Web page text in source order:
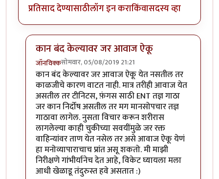
प्रतिसाद देण्यासाठीलॉग इन कराकिंवासदस्य व्हा
कान बंद केल्यावर जर आवाज ऐकू
जॉनविक्कसोमवार, 05/08/2019 21:21
In reply toसतत दिवसाही सुरू राहतो. पणbyतमराज
कान बंद केल्यावर जर आवाज ऐकू येत नसतील तर
काळजीचे कारण वाटत नाही. मात्र तरीही आवाज येत
असतील तर टीनिटस, फ़ंगस साठी ENT तज्ञ गाठा
जर कान निर्दोष असतील तर मग मानसोपचार तज्ञ
गाठावा लागेल. नुसता विचार करून शरीरास
लागलेल्या काही चुकीच्या सवयींमुळे जर रक्त
वाहिन्यांवर ताण येत नसेल तर असे आवाज ऐकू येणं
हा मनोव्यापाराचाच प्रांत असू शकतो. मी माझी
निरीक्षणे गांभीर्यानेच देत आहे, विकेट घ्यायला मला
आधी खेळाडू तंदुरुस्त हवे असतात :)